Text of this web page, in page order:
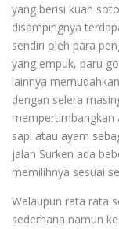
yang berisi kuah
disampingnya
sendiri oleh para
yang empuk, paru
lainnya
dengan selera
mempertimbangkan
sapi atau ayam
jalan Surken ada
memilihnya sesuai
Walaupun rata rata
sederhana namun